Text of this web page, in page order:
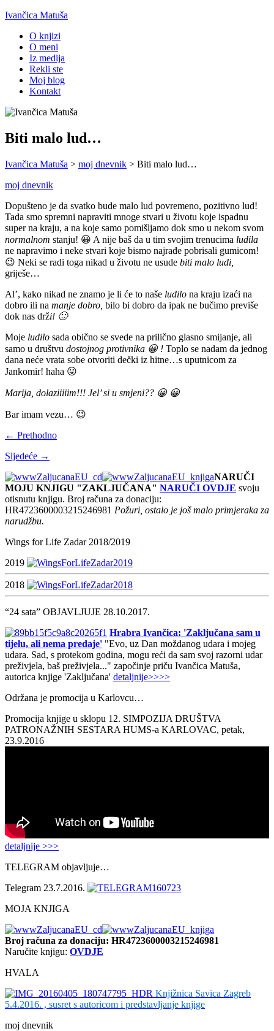
Ivančica Matuša
O knjizi
O meni
Iz medija
Rekli ste
Moj blog
Kontakt
Biti malo lud…
Ivančica Matuša > moj dnevnik > Biti malo lud…
moj dnevnik
Dopušteno je da svatko bude malo lud povremeno, pozitivno lud!
Tada smo spremni napraviti mnoge stvari u životu koje ispadnu
super na kraju, a na koje samo pomišljamo dok smo u nekom svom
normalnom stanju! 😀 A nije baš da u tim svojim trenucima ludila
ne napravimo i neke stvari koje bismo najrađe pobrisali gumicom!
😉 Neki se radi toga nikad u životu ne usude biti malo ludi,
griješe…
Al’, kako nikad ne znamo je li će to naše ludilo na kraju izaći na
dobro ili na manje dobro, bilo bi dobro da ipak ne bučimo previše
dok nas drži! 🙂
Moje ludilo sada obično se svede na prilično glasno smijanje, ali
samo u društvu dostojnog protivnika 😀 ! Toplo se nadam da jednog
dana neće vrata sobe otvoriti dečki iz hitne…s uputnicom za
Jankomir! haha 😛
Marija, dolaziiiiim!!! Jel’ si u smjeni?? 😀 😀
Bar imam vezu… 😉
← Prethodno
Sljedeće →
NARUČI
MOJU KNJIGU "ZAKLJUČANA" NARUČI OVDJE svoju
otisnutu knjigu. Broj računa za donaciju:
HR4723600003215246981 Požuri, ostalo je još malo primjeraka za
narudžbu.
Wings for Life Zadar 2018/2019
2019
2018
“24 sata” OBJAVLJUJE 28.10.2017.
Hrabra Ivančica: 'Zaključana sam u
tijelu, ali nema predaje' "Evo, uz Dan moždanog udara i mojeg
udara. Sad, s protekom godina, mogu reći da sam svoj razorni udar
preživjela, baš preživjela..." započinje priču Ivančica Matuša,
autorica knjige 'Zaključana' detaljnije>>>>
Održana je promocija u Karlovcu…
Promocija knjige u sklopu 12. SIMPOZIJA DRUŠTVA
PATRONAŽNIH SESTARA HUMS-a KARLOVAC, petak,
23.9.2016
detaljnije >>>
TELEGRAM objavljuje…
Telegram 23.7.2016.
MOJA KNJIGA
Broj računa za donaciju: HR4723600003215246981
Naručite knjigu: OVDJE
HVALA
Knjižnica Savica Zagreb
5.4.2016. , susret s autoricom i predstavljanje knjige
moj dnevnik